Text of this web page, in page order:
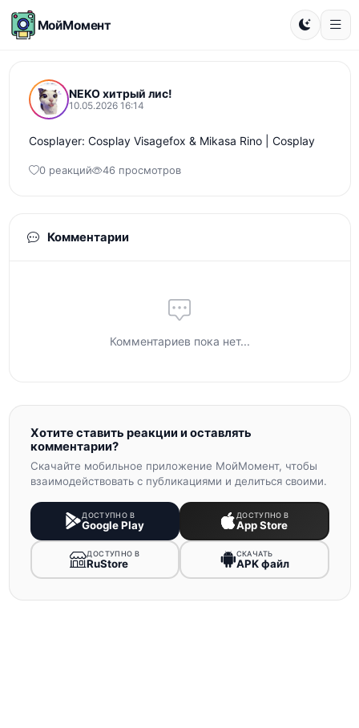
МойМомент
NEKO хитрый лис!
10.05.2026 16:14
Cosplayer: Cosplay Visagefox & Mikasa Rino | Cosplay
0 реакций 46 просмотров
Комментарии
Комментариев пока нет...
Хотите ставить реакции и оставлять
комментарии?
Скачайте мобильное приложение МойМомент, чтобы
взаимодействовать с публикациями и делиться своими.
ДОСТУПНО В
Google Play
ДОСТУПНО В
App Store
ДОСТУПНО В
RuStore
СКАЧАТЬ
APK файл